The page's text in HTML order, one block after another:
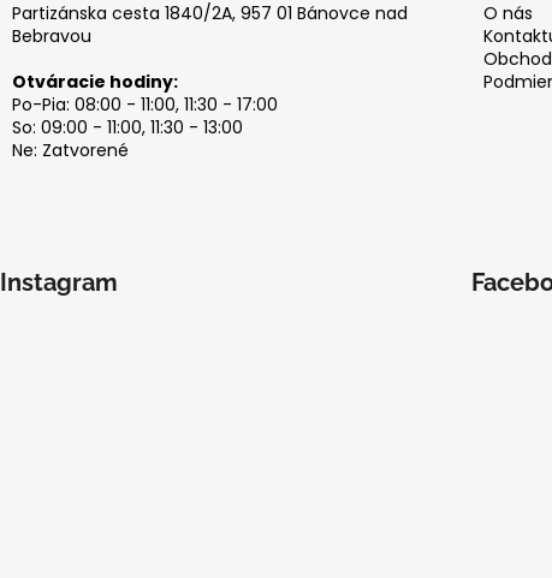
Partizánska cesta 1840/2A, 957 01 Bánovce nad
Bebravou
Otváracie hodiny:
Po-Pia: 08:00 - 11:00, 11:30 - 17:00
So: 09:00 - 11:00, 11:30 - 13:00
Ne: Zatvorené
O nás
Instagram